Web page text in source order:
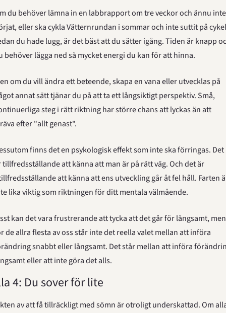
du behöver lämna in en labbrapport om tre veckor och ännu inte
eller ska cykla Vätternrundan i sommar och inte suttit på cykel
du hade lugg, är det bäst att du sätter igång. Tiden är knapp
behöver lägga ned så mycket energi du kan för att hinna.
om du vill ändra ett beteende, skapa en vana eller utvecklas på
annat sätt tjänar du på att ta ett långsiktigt perspektiv. Små,
steg i rätt riktning har större chans att lyckas än att
efter "allt genast".
finns det en psykologisk effekt som inte ska förringas. Det
tillfredsställande att känna att man är på rätt väg. Och det är
att känna att ens utveckling går åt fel håll. Farten
lika viktig som riktningen för ditt mentala välmående.
kan det vara frustrerande att tycka att det går för långsamt, men
de allra flesta av oss står inte det reella valet mellan att införa
snabbt eller långsamt. Det står mellan att införa
eller att inte göra det alls.
4: Du sover för lite
av att få tillräckligt med sömn är otroligt underskattad. Om